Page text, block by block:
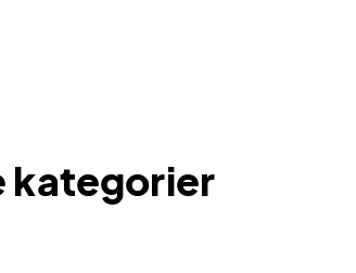
kategorier